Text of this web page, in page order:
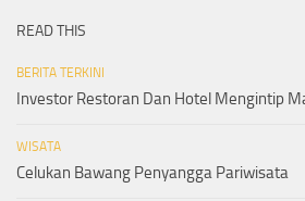
READ THIS
BERITA TERKINI
Investor Restoran Dan Hotel Mengintip
WISATA
Celukan Bawang Penyangga Pariwisata